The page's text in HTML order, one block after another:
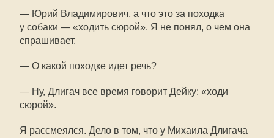
— Юрий Владимирович, а что это за походка
у собаки — «ходить сюрой». Я не понял, о чем она
спрашивает.
— О какой походке идет речь?
— Ну, Длигач все время говорит Дейку: «ходи
сюрой».
Я рассмеялся. Дело в том, что у Михаила Длигача